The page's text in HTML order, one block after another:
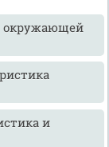
окружающей
и